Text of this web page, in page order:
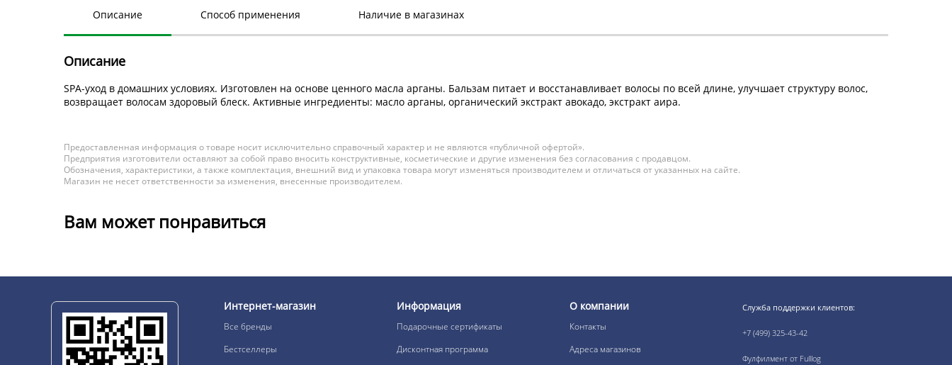
Описание Способ применения Наличие в магазинах
Описание
SPA-уход в домашних условиях. Изготовлен на основе ценного масла арганы. Бальзам питает и восстанавливает волосы по всей длине, улучшает структуру волос,
возвращает волосам здоровый блеск. Активные ингредиенты: масло арганы, органический экстракт авокадо, экстракт аира.
Предоставленная информация о товаре носит исключительно справочный характер и не являются «публичной офертой».
Предприятия изготовители оставляют за собой право вносить конструктивные, косметические и другие изменения без согласования с продавцом.
Обозначения, характеристики, а также комплектация, внешний вид и упаковка товара могут изменяться производителем и отличаться от указанных на сайте.
Магазин не несет ответственности за изменения, внесенные производителем.
Вам может понравиться
Интернет-магазин
Все бренды
Бестселлеры
Информация
Подарочные сертификаты
Дисконтная программа
О компании
Контакты
Адреса магазинов
Служба поддержки клиентов:
+7 (499) 325-43-42
Фулфилмент от Fulllog